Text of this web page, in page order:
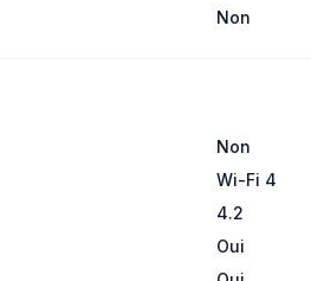
Non
Non
Wi-Fi 4
4.2
Oui